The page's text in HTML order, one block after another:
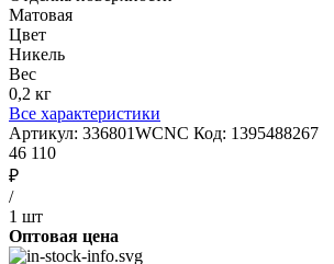
Матовая
Цвет
Никель
Вес
0,2 кг
Все характеристики
Артикул: 336801WCNC Код: 1395488267
46 110
₽
/
1 шт
Оптовая цена